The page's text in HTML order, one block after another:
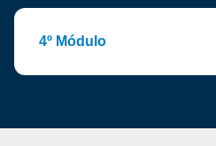
4º Módulo